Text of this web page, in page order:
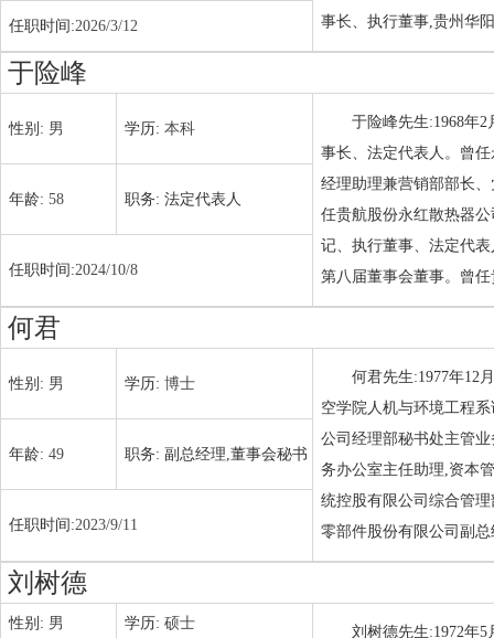
事长、执行董事,贵州华
任职时间:2026/3/12
于险峰
性别: 男 学历: 本科
于险峰先生:1968年
事长、法定代表人。曾
经理助理兼营销部部长
任贵航股份永红散热器
记、执行董事、法定代
第八届董事会董事。曾
年龄: 58 职务: 法定代表人
任职时间:2024/10/8
何君
性别: 男 学历: 博士
何君先生:1977年12
空学院人机与环境工程
公司经理部秘书处主管
务办公室主任助理,资本
统控股有限公司综合管
零部件股份有限公司副
年龄: 49 职务: 副总经理,董事会秘书
任职时间:2023/9/11
刘树德
性别: 男 学历: 硕士
刘树德先生:1972年